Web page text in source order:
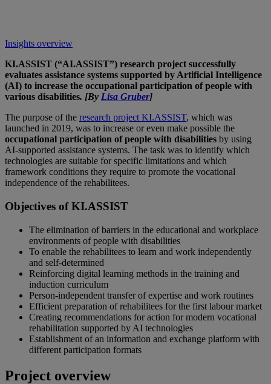
Insights overview
KI.ASSIST (“AI.ASSIST”) research project successfully
evaluates assistance systems supported by Artificial Intelligence
(AI) to increase the occupational participation of people with
various disabilities. [By Lisa Gruber]
The purpose of the research project KI.ASSIST, which was
launched in 2019, was to increase or even make possible the
occupational participation of people with disabilities by using
AI-supported assistance systems. The task was to identify which
technologies are suitable for specific limitations and which
framework conditions they require to promote the vocational
independence of the rehabilitees.
Objectives of KI.ASSIST
The elimination of barriers in the educational and workplace
environments of people with disabilities
To enable the rehabilitees to learn and work independently
and self-determined
Reinforcing digital learning methods in the training and
induction curriculum
Person-independent transfer of expertise and work routines
Efficient preparation of rehabilitees for the first labour market
Creating recommendations for action for modern vocational
rehabilitation supported by AI technologies
Establishment of an information and exchange platform with
different participation formats
Project overview